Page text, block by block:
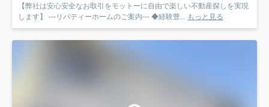
【弊社は安心安全なお取引をモットーに自由で楽しい不動産探しを実現
します】 ---リバティーホームのご案内--- ◆経験豊... もっと見る